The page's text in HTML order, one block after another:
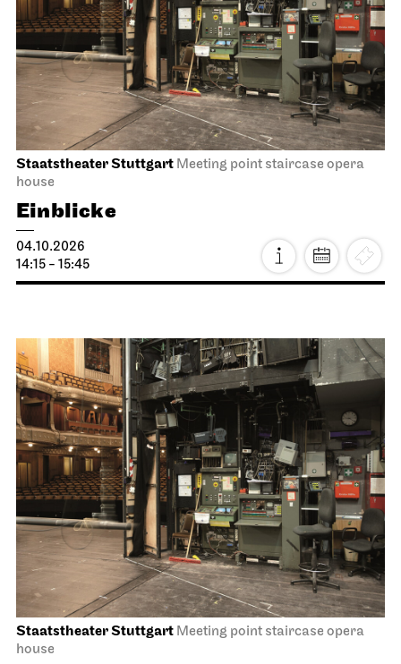
Staatstheater Stuttgart Meeting point staircase opera
house
Einblicke
04.10.2026
14:15 - 15:45
Staatstheater Stuttgart Meeting point staircase opera
house